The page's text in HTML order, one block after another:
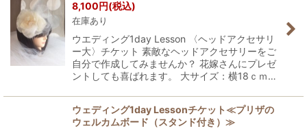
8,100円(税込)
在庫あり
ウエディング1day Lesson 〈ヘッドアクセサリ
ー大〉チケット 素敵なヘッドアクセサリーをご
自分で作成してみませんか？ 花嫁さんにプレゼ
ントしても喜ばれます。 大サイズ：横18ｃｍ…
ウェディング1day Lessonチケット≪プリザの
ウェルカムボード（スタンド付き）≫